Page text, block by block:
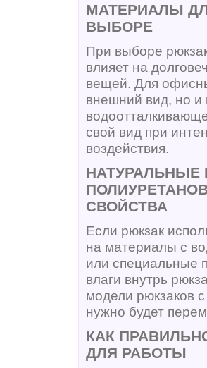
МАТЕРИАЛЫ
ВЫБОРЕ
При выборе
влияет на
вещей. Для
внешний вид, но и
свой вид при
воздействия.
НАТУРАЛЬНЫЕ
СВОЙСТВА
Если рюкзак
на материалы с
или специальные
влаги внутрь
модели рюкзаков
нужно будет
КАК
ДЛЯ РАБОТЫ